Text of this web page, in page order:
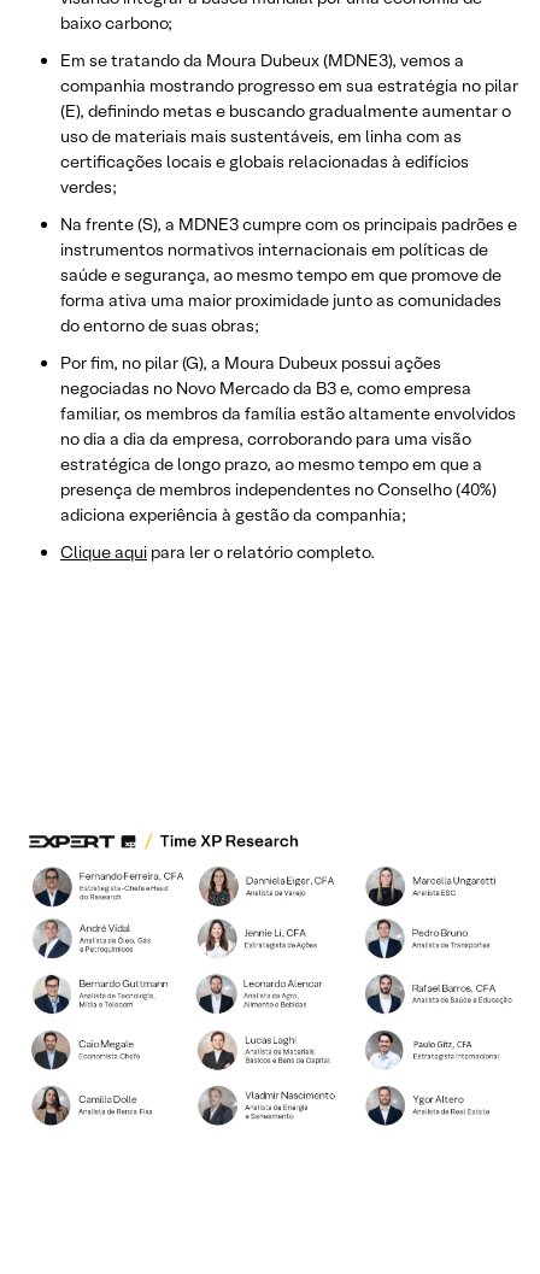
baixo carbono;
Em se tratando da Moura Dubeux (MDNE3), vemos a
companhia mostrando progresso em sua estratégia no pilar
(E), definindo metas e buscando gradualmente aumentar o
uso de materiais mais sustentáveis, em linha com as
certificações locais e globais relacionadas à edifícios
verdes;
Na frente (S), a MDNE3 cumpre com os principais padrões e
instrumentos normativos internacionais em políticas de
saúde e segurança, ao mesmo tempo em que promove de
forma ativa uma maior proximidade junto as comunidades
do entorno de suas obras;
Por fim, no pilar (G), a Moura Dubeux possui ações
negociadas no Novo Mercado da B3 e, como empresa
familiar, os membros da família estão altamente envolvidos
no dia a dia da empresa, corroborando para uma visão
estratégica de longo prazo, ao mesmo tempo em que a
presença de membros independentes no Conselho (40%)
adiciona experiência à gestão da companhia;
Clique aqui para ler o relatório completo.